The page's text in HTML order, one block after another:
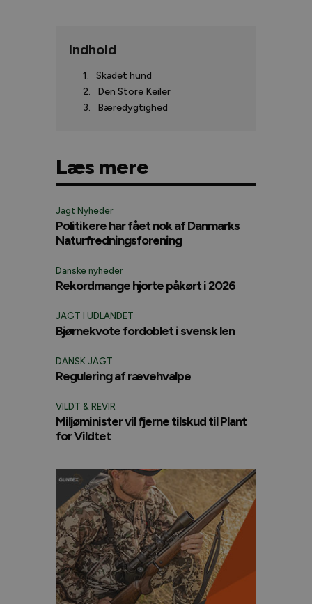
Indhold
Skadet hund
Den Store Keiler
Bæredygtighed
Læs mere
Jagt Nyheder
Politikere har fået nok af Danmarks
Naturfredningsforening
Danske nyheder
Rekordmange hjorte påkørt i 2026
JAGT I UDLANDET
Bjørnekvote fordoblet i svensk len
DANSK JAGT
Regulering af rævehvalpe
VILDT & REVIR
Miljøminister vil fjerne tilskud til Plant
for Vildtet